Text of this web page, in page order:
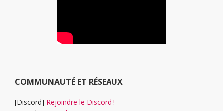
COMMUNAUTÉ ET RÉSEAUX
[Discord] Rejoindre le Discord !